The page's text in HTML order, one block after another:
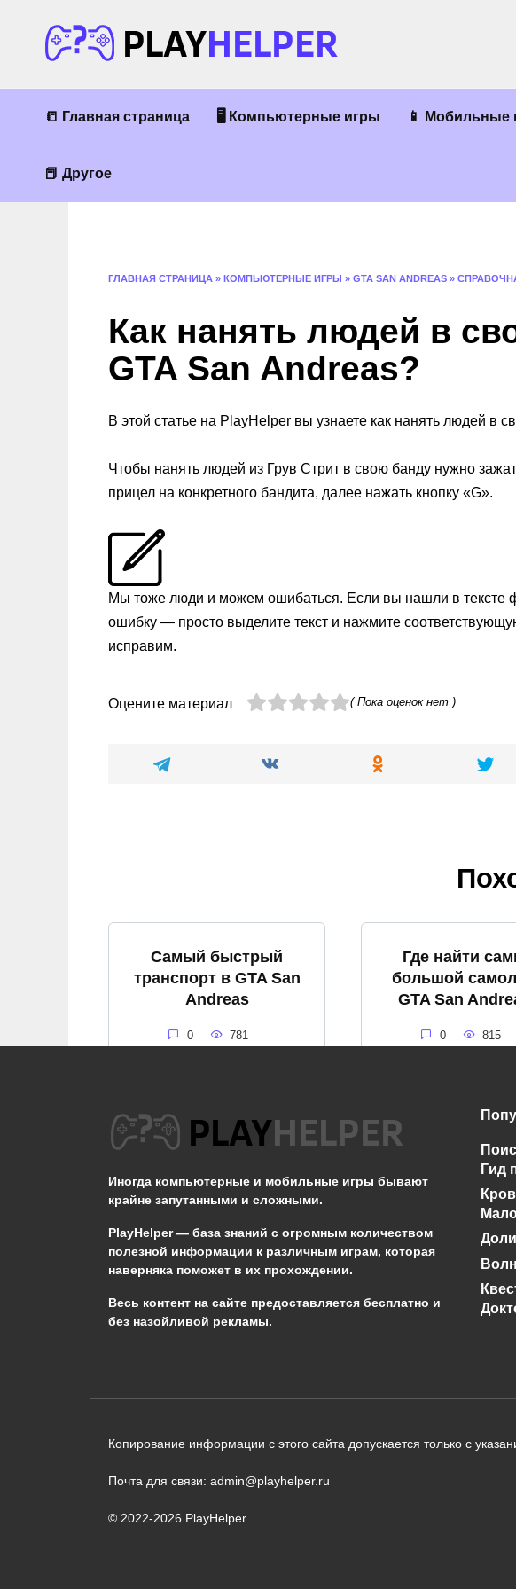
содержанию
📒 Главная страница 🖥 Компьютерные игры 📱 Мобильные
📕 Другое
ГЛАВНАЯ СТРАНИЦА » КОМПЬЮТЕРНЫЕ ИГРЫ » GTA SAN ANDREAS »
Как нанять людей в
GTA San Andreas?
В этой статье на PlayHelper вы узнаете как нанять людей в
Чтобы нанять людей из Грув Стрит в свою банду нужно
прицел на конкретного бандита, далее нажать кнопку «G».
Мы тоже люди и можем ошибаться. Если вы нашли в тексте
ошибку — просто выделите текст и нажмите
исправим.
Оцените материал ( Пока оценок нет )
Самый быстрый
транспорт в GTA San
Andreas
0 781
Где найти
большой
GTA San
0 815
Где найти самолёт
Andreas?
0 518
фотоаппарат в
San
922
Иногда компьютерные и мобильные игры бывают
крайне запутанными и сложными.
PlayHelper — база знаний с огромным количеством
полезной информации к различным играм, которая
наверняка поможет в их прохождении.
Весь контент на сайте предоставляется бесплатно и
без назойливой рекламы.
Гид
Копирование информации с этого сайта допускается только с
Почта для связи: admin@playhelper.ru
© 2022-2026 PlayHelper
Сообщить об ошибке